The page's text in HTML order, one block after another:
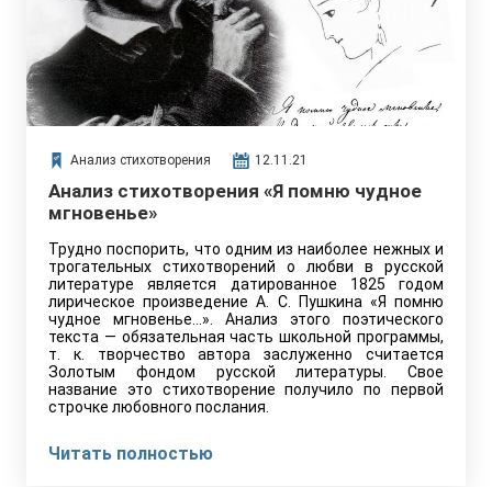
Анализ стихотворения 12.11.21
Анализ стихотворения «Я помню чудное
мгновенье»
Трудно поспорить, что одним из наиболее нежных и
трогательных стихотворений о любви в русской
литературе является датированное 1825 годом
лирическое произведение А. С. Пушкина «Я помню
чудное мгновенье…». Анализ этого поэтического
текста — обязательная часть школьной программы,
т. к. творчество автора заслуженно считается
Золотым фондом русской литературы. Свое
название это стихотворение получило по первой
строчке любовного послания.
Читать полностью